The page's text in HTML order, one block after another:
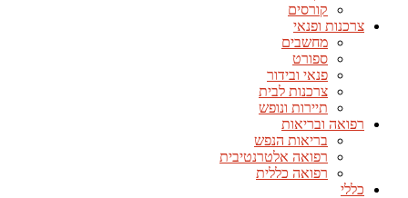
קורסים
צרכנות ופנאי
מחשבים
ספורט
פנאי ובידור
צרכנות לבית
תיירות ונופש
רפואה ובריאות
בריאות הנפש
רפואה אלטרנטיבית
רפואה כללית
כללי